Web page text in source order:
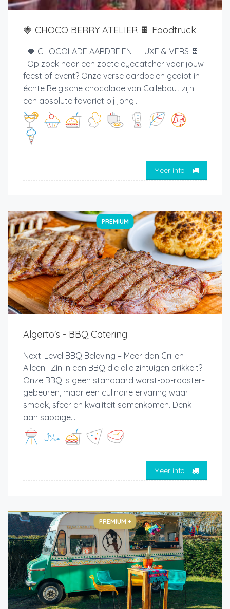
🍓 CHOCO BERRY ATELIER 🍫 Foodtruck
🍓 CHOCOLADE AARDBEIEN – LUXE & VERS 🍫
Op zoek naar een zoete eyecatcher voor jouw
feest of event? Onze verse aardbeien gedipt in
échte Belgische chocolade van Callebaut zijn
een absolute favoriet bij jong...
Meer info
PREMIUM
Algerto's - BBQ Catering
Next-Level BBQ Beleving – Meer dan Grillen
Alleen! Zin in een BBQ die alle zintuigen prikkelt?
Onze BBQ is geen standaard worst-op-rooster-
gebeuren, maar een culinaire ervaring waar
smaak, sfeer en kwaliteit samenkomen. Denk
aan sappige...
Meer info
PREMIUM +